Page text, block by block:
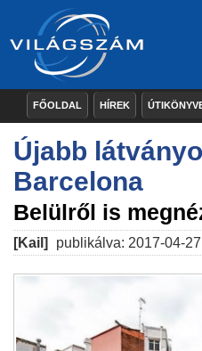
FŐOLDAL HÍREK
Újabb
Barcelona
Belülről is
[Kail] publikálva: 2017-04-27